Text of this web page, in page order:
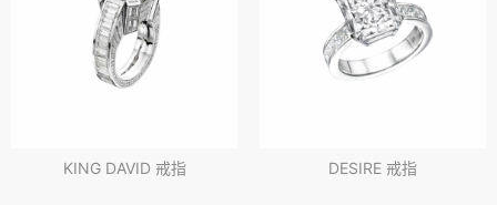
KING DAVID 戒指 DESIRE 戒指